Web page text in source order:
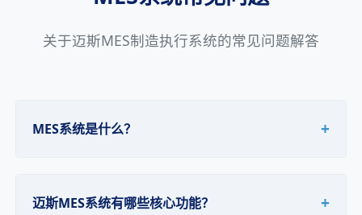
关于迈斯MES制造执行系统的常见问题解答
MES系统是什么？ +
迈斯MES系统有哪些核心功能？ +